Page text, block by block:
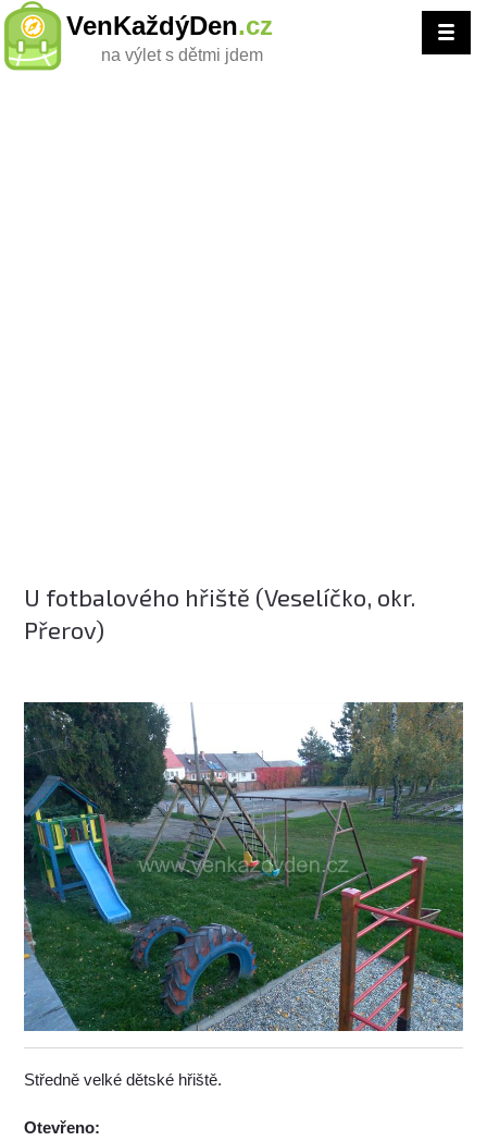
VenKaždýDen.cz
na výlet s dětmi jdem
U fotbalového hřiště (Veselíčko, okr.
Přerov)
Středně velké dětské hřiště.
Otevřeno: